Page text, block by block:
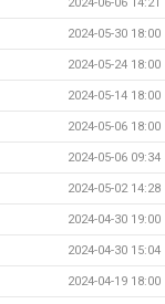
2024-05-30 18:00
2024-05-24 18:00
2024-05-14 18:00
2024-05-06 18:00
2024-05-06 09:34
2024-05-02 14:28
2024-04-30 19:00
2024-04-30 15:04
2024-04-19 18:00